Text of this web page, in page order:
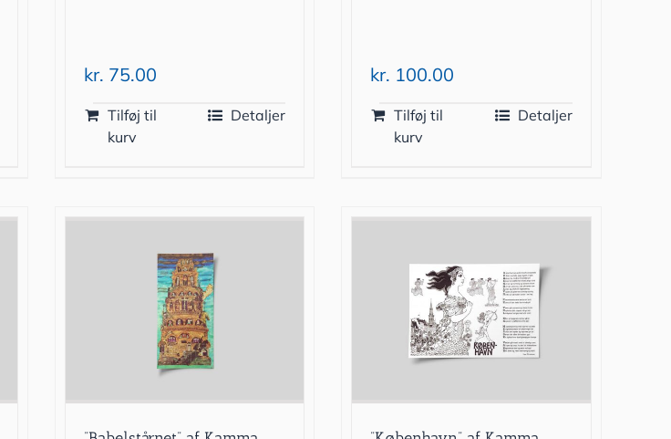
kr. 75.00
Tilføj til
kurv
Detaljer
kr. 100.00
Tilføj til
kurv
Detaljer